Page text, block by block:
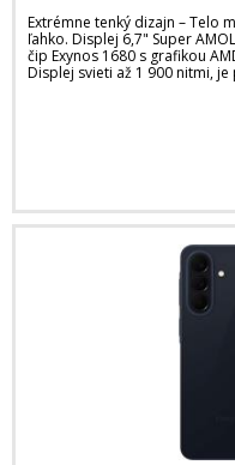
Extrémne tenký dizajn – Telo
ľahko. Displej 6,7" Super
čip Exynos 1680 s grafikou
Displej svieti až 1 900 nitmi,